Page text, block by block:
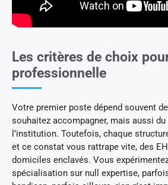
Les critères de choix
professionnelle
Votre premier poste dépend souvent
souhaitez accompagner, mais aussi
l’institution. Toutefois, chaque
et ce constat vous rattrape vite, des
domiciles enclavés. Vous
spécialisation sur null expertise,